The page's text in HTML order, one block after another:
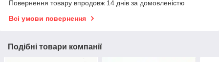
Повернення товару впродовж 14 днів за домовленістю
Всі умови повернення
Подібні товари компанії